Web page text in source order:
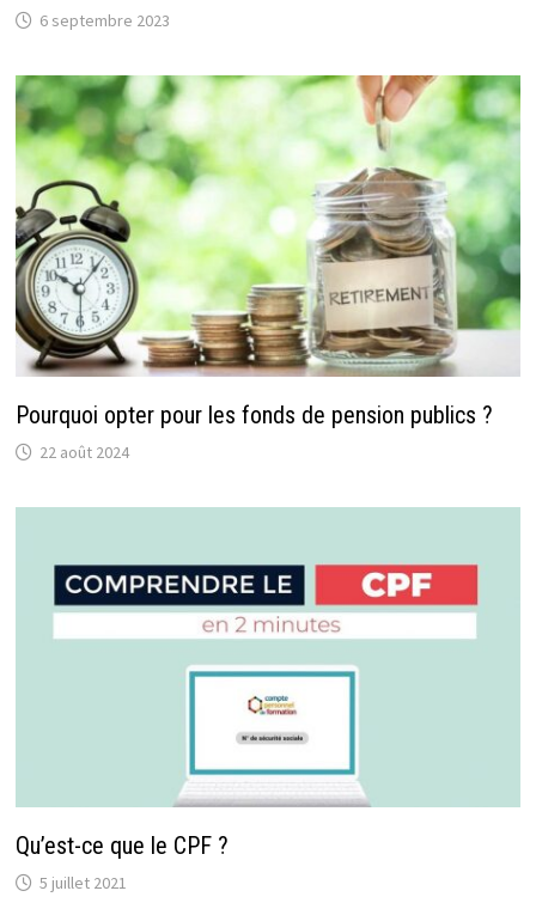
6 septembre 2023
Pourquoi opter pour les fonds de pension publics ?
22 août 2024
Qu’est-ce que le CPF ?
5 juillet 2021